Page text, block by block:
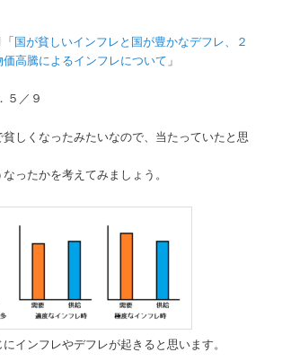
国が貧しいインフレと国が豊かなデフレ、２
価高騰によるインフレについて 」
５／９
しくなったみたいなので、当たっていたと思
ったかを考えてみましょう。
インフレやデフレが起きると思います。